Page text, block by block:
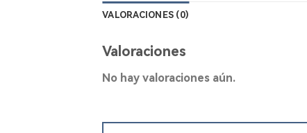
VALORACIONES (0)
Valoraciones
No hay valoraciones aún.